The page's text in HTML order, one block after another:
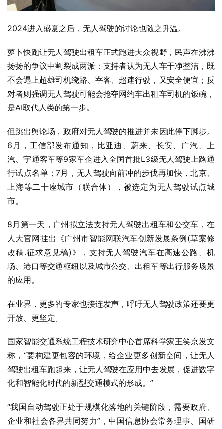
2024进入盛夏之后，无人驾驶的讨论也随之升温。
萝卜快跑让无人驾驶出租车正式跑进大众视野，民声在沸沸
扬扬的争议中割裂成两派：支持者认为无人车干净整洁，既
不会遇上超雄司机绕路、宰客、超速行驶，又安全便宜；反
对者则强调无人驾驶可能会抢夺网约车出租车司机的饭碗，
是AI取代人类的第一步。
但跳出舆论场，政府对无人驾驶的推进并未因此停下脚步。
6月，工信部发布通知，比亚迪、蔚来、长安、广汽、上
汽、宇通客车等9家车企进入全国首批L3级无人驾驶上路通
行试点名单；7月，无人驾驶向前冲的步伐再加快，北京、
上海等二十座城市（联合体），被选定为无人驾驶试点城
市。
8月第一天，广州拟立法支持无人驾驶出租车和公交车，在
人大官网挂出《广州市智能网联汽车创新发展条例(草案修
改稿.征求意见稿)》，支持无人驾驶汽车在高速公路、机
场、港口等交通枢纽以及城市公交、出租车等出行服务场景
的应用。
在业界，更多的专家也接连发声，呼吁无人驾驶政策还要更
开放、更坚定。
国家智能交通系统工程技术研究中心首席科学家王笑京发文
称，“要构建更包容的环境，给企业更多创新空间，让无人
驾驶出租车跑起来，让无人驾驶在应用中去发展，促进数字
化和智能化时代的新型交通模式的形成。”
“我国自动驾驶正处于规模化落地的关键阶段，需要政府、
企业和社会各界共同努力”，中国信息协会常务理事、国研